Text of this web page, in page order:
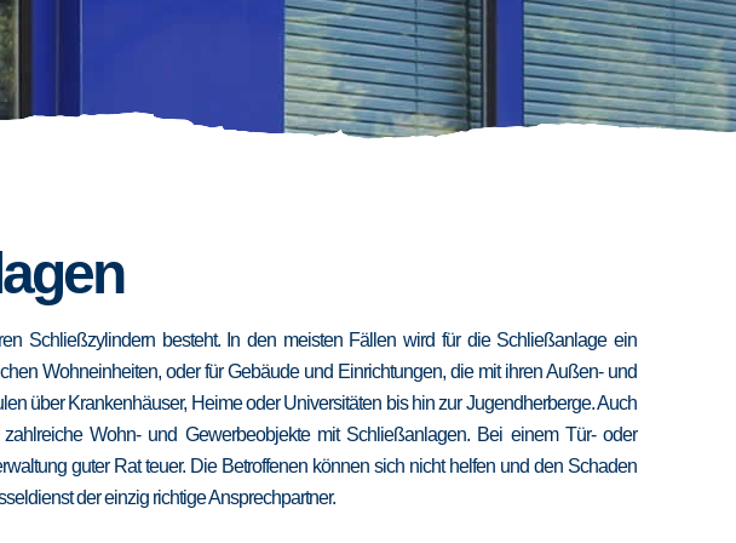
Schließzylindern besteht. In den meisten Fällen wird für die Schließanlage ein
Wohneinheiten, oder für Gebäude und Einrichtungen, die mit ihren Außen- und
über Krankenhäuser, Heime oder Universitäten bis hin zur Jugendherberge. Auch
Wohn- und Gewerbeobjekte mit Schließanlagen. Bei einem Tür- oder
guter Rat teuer. Die Betroffenen können sich nicht helfen und den Schaden
der einzig richtige Ansprechpartner.